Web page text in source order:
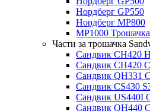
Нордберг GP550
Нордберг MP800
MP1000 Трошачка
Части за трошачка
Сандвик CH420
Сандвик CH420
Сандвик QH331
Сандвик CS430
Сандвик US440I
Сандвик QH440